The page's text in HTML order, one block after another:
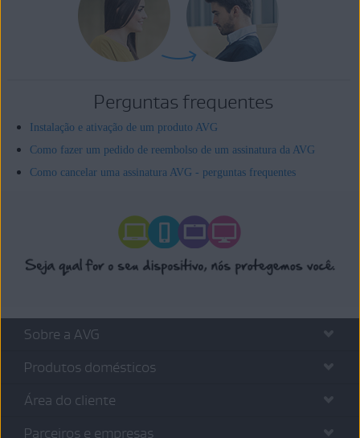
Perguntas frequentes
Instalação e ativação de um produto AVG
Como fazer um pedido de reembolso de um assinatura da AVG
Como cancelar uma assinatura AVG - perguntas frequentes
Sobre a AVG
Produtos domésticos
Área do cliente
Parceiros e empresas